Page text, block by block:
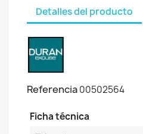
Detalles del producto
Referencia00502564
Ficha técnica